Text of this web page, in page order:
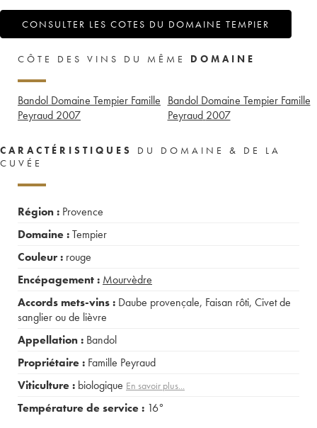
CONSULTER LES COTES DU DOMAINE TEMPIER
CÔTE DES VINS DU MÊME DOMAINE
Bandol Domaine Tempier Famille
Peyraud 2007
Bandol Domaine Tempier Famille
Peyraud 2007
CARACTÉRISTIQUES
DU DOMAINE & DE LA
CUVÉE
Région : Provence
Domaine :Tempier
Couleur : rouge
Encépagement : Mourvèdre
Accords mets-vins : Daube provençale, Faisan rôti, Civet de
sanglier ou de lièvre
Appellation : Bandol
Propriétaire : Famille Peyraud
Viticulture : biologique En savoir plus...
Température de service : 16°